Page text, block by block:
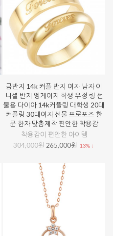
금반지 14k 커플 반지 여자 남자 이
니셜 반지 엥게이지 학생 우정 링 선
물용 다이아 14k커플링 대학생 20대
커플링 30대여자 선물 프로포즈 한
문 한자 맞춤제작 편안한 착용감
착용감이 편안한 아이템
304,000원265,000원 13% ↓